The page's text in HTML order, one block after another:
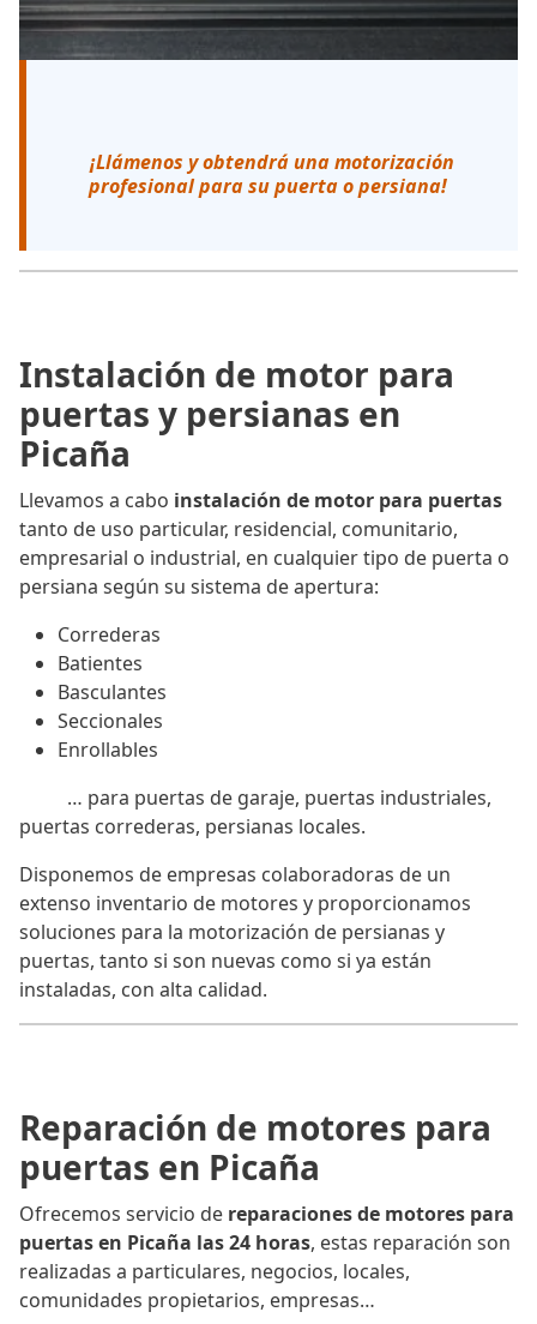
¡Llámenos y obtendrá una motorización
profesional para su puerta o persiana!
Instalación de motor para
puertas y persianas en
Picaña
Llevamos a cabo instalación de motor para puertas
tanto de uso particular, residencial, comunitario,
empresarial o industrial, en cualquier tipo de puerta o
persiana según su sistema de apertura:
Correderas
Batientes
Basculantes
Seccionales
Enrollables
… para puertas de garaje, puertas industriales,
puertas correderas, persianas locales.
Disponemos de empresas colaboradoras de un
extenso inventario de motores y proporcionamos
soluciones para la motorización de persianas y
puertas, tanto si son nuevas como si ya están
instaladas, con alta calidad.
Reparación de motores para
puertas en Picaña
Ofrecemos servicio de reparaciones de motores para
puertas en Picaña las 24 horas, estas reparación son
realizadas a particulares, negocios, locales,
comunidades propietarios, empresas…